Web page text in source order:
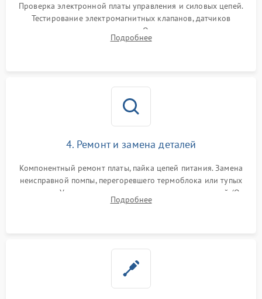
Проверка электронной платы управления и силовых цепей.
Тестирование электромагнитных клапанов, датчиков
температуры и расходомера. Оценка степени износа
жерновов кофемолки, уплотнительных колец гидросистемы
Подробнее
4. Ремонт и замена деталей
Компонентный ремонт платы, пайка цепей питания. Замена
неисправной помпы, перегоревшего термоблока или тупых
жерновов. Установка новых силиконовых уплотнителей (O-
ring) и тефлоновых трубок для надежного устранения
Подробнее